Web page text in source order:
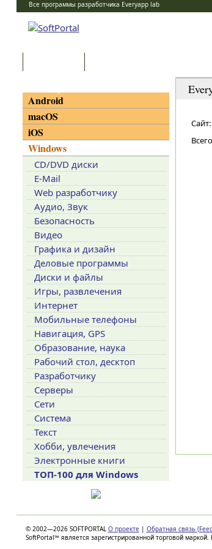
Все программы разработчика Everyapp lab
Сайт:
Android
macOS
iOS
Windows
CD/DVD диски
E-Mail
Web разработчику
Аудио, Звук
Безопасность
Видео
Графика и дизайн
Деловые программы
Диски и файлы
Игры, развлечения
Интернет
Мобильные телефоны
Навигация, GPS
Образование, наука
Рабочий стол, десктоп
Разработчику
Серверы
Сети
Система
Текст
Хобби, увлечения
Электронные книги
ТОП-100 для Windows
© 2002—2026 SOFTPORTAL О проекте | Обратная связь
SoftPortal™ является зарегистрированной торговой